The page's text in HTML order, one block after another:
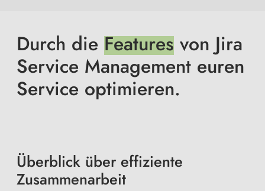
Durch die Features von Jira
Service Management euren
Service optimieren.
Überblick über effiziente
Zusammenarbeit